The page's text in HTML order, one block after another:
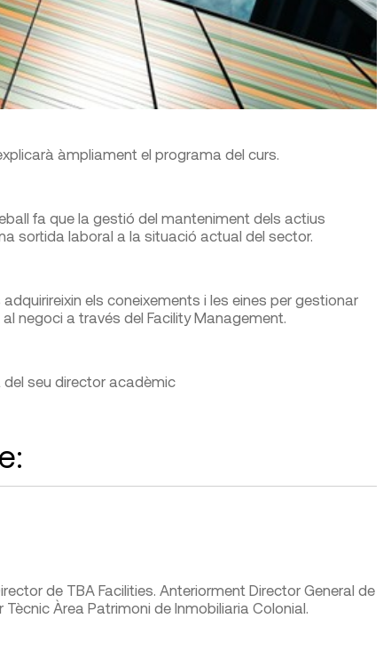
àmpliament el programa del curs.
fa que la gestió del manteniment dels actius
sortida laboral a la situació actual del sector.
els coneixements i les eines per gestionar
negoci a través del Facility Management.
del seu director acadèmic
de TBA Facilities. Anteriorment Director General de
Àrea Patrimoni de Inmobiliaria Colonial.